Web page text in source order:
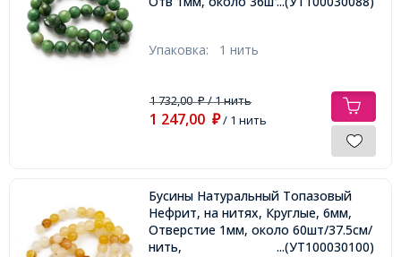
Упаковка: 1 нить
1 732,00₽/ 1 нить
1 247,00 ₽/ 1 нить
Бусины Натуральный Топазовый
Нефрит, на нитях, Круглые, 6мм,
Отверстие 1мм, около 60шт/37.5см/
нить,
...(УТ100030100)